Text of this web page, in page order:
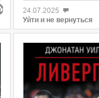
24.07.2025
Уйти и не вернуться